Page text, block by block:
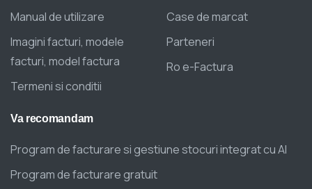
Manual de utilizare
Imagini facturi, modele
facturi, model factura
Termeni si conditii
Case de marcat
Parteneri
Ro e-Factura
Va recomandam
Program de facturare si gestiune stocuri integrat cu AI
Program de facturare gratuit